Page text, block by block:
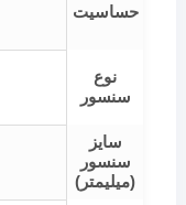
حساسیت
نوع
سنسور
سایز
سنسور
(میلیمتر)